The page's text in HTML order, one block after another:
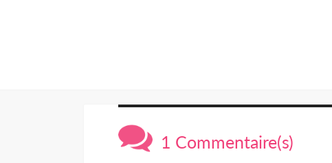
1 Commentaire(s)